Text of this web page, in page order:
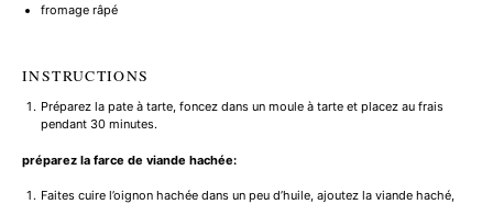
fromage râpé
INSTRUCTIONS
Préparez la pate à tarte, foncez dans un moule à tarte et placez au frais
pendant 30 minutes.
préparez la farce de viande hachée:
Faites cuire l’oignon hachée dans un peu d’huile, ajoutez la viande haché,